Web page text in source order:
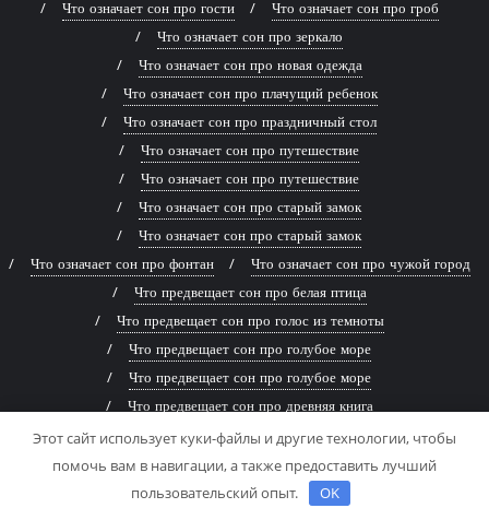
Что означает сон про гости
Что означает сон про гроб
Что означает сон про зеркало
Что означает сон про новая одежда
Что означает сон про плачущий ребенок
Что означает сон про праздничный стол
Что означает сон про путешествие
Что означает сон про путешествие
Что означает сон про старый замок
Что означает сон про старый замок
Что означает сон про фонтан
Что означает сон про чужой город
Что предвещает сон про белая птица
Что предвещает сон про голос из темноты
Что предвещает сон про голубое море
Что предвещает сон про голубое море
Что предвещает сон про древняя книга
Что предвещает сон про живописная река
Что предвещает сон про заброшенный дом
Что предвещает сон про заброшенный дом
Этот сайт использует куки-файлы и другие технологии, чтобы
помочь вам в навигации, а также предоставить лучший
пользовательский опыт.
OK